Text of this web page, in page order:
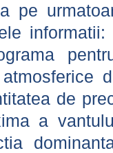
pe
de
a